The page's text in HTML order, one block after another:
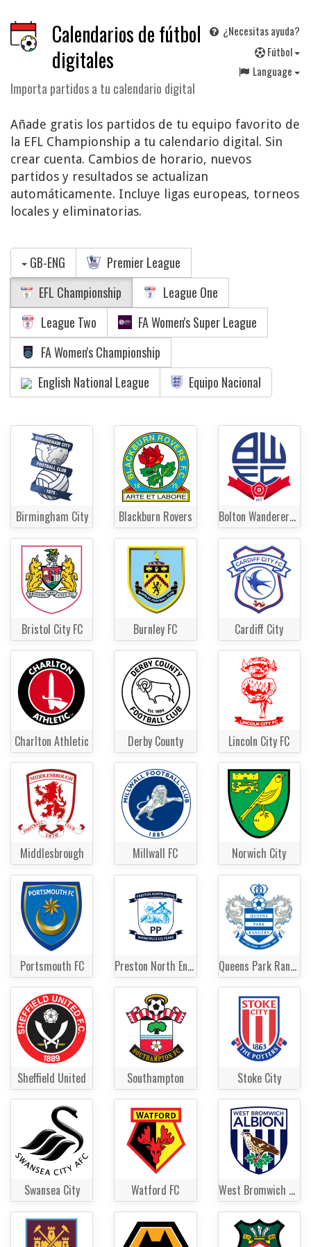
Calendarios de fútbol
digitales
Importa partidos a tu calendario digital
¿Necesitas ayuda?
Fútbol
Language
Añade gratis los partidos de tu equipo favorito de
la EFL Championship a tu calendario digital. Sin
crear cuenta. Cambios de horario, nuevos
partidos y resultados se actualizan
automáticamente. Incluye ligas europeas, torneos
locales y eliminatorias.
GB-ENG
Premier League
EFL Championship
League One
League Two
FA Women's Super League
FA Women's Championship
English National League
Equipo Nacional
Birmingham City Blackburn Rovers Bolton Wanderers FC
Bristol City FC Burnley FC Cardiff City
Charlton Athletic Derby County Lincoln City FC
Middlesbrough Millwall FC Norwich City
Portsmouth FC Preston North End FC Queens Park Rangers
Sheffield United Southampton Stoke City
Swansea City Watford FC West Bromwich Albion